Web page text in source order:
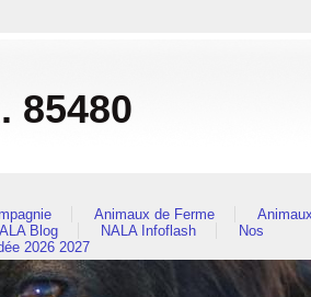
85480
Animaux de Ferme
Animaux
Blog NALA Infoflash
Nos
2026 2027